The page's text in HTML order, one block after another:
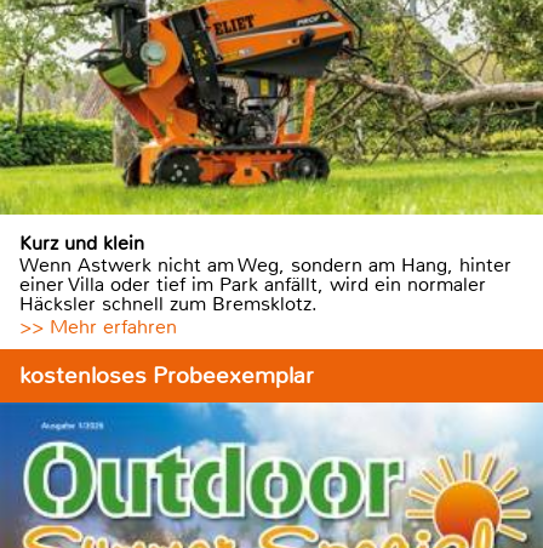
Kurz und klein
Wenn Astwerk nicht am Weg, sondern am Hang, hinter
einer Villa oder tief im Park anfällt, wird ein normaler
Häcksler schnell zum Bremsklotz.
>> Mehr erfahren
kostenloses Probeexemplar